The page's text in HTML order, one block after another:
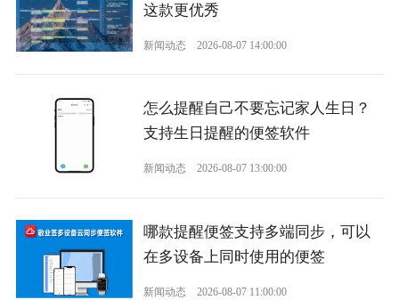
这款更优秀
新闻动态 2026-08-07 14:00:00
怎么提醒自己不要忘记家人生日？
支持生日提醒的便签软件
新闻动态 2026-08-07 13:00:00
哪款提醒便签支持多端同步，可以
在多设备上同时使用的便签
新闻动态 2026-08-07 11:00:00